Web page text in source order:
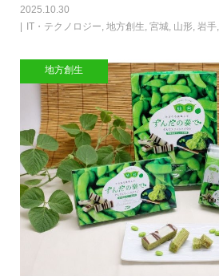
2025.10.30
IT・テクノロジー 地方創生 宮城 山形, 岩手,
地方創生